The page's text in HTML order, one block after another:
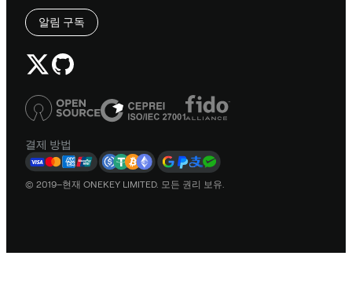
알림 구독
결제 방법
© 2019–현재 ONEKEY LIMITED. 모든 권리 보유.